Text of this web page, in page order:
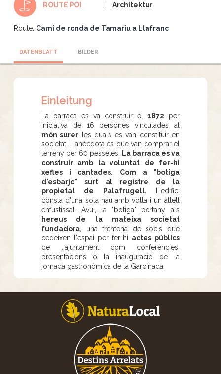
ROUTE POI Architektur
Route: Camí de ronda de Tamariu a Llafranc
DATENBLATT BILDER
Einleitung
La barraca es va construir el 1872 per
iniciativa de 16 persones vinculades al
món surer les quals es van constituir en
societat. L'anècdota és que van comprar el
terreny per 60 pessetes.
La barraca es va
construir amb la voluntat de fer-hi
xefles i cantades. Com a "botiga
d'esbarjo" surt al registre de la
propietat de Palafrugell. L'edifici
consta d'una sola nau amb volta i un altell
enfustissat. Avui, la "botiga" pertany als
hereus de la mateixa societat
fundadora , una trentena de socis que
cedeixen l'espai per fer-hi actes públics
de l'ajuntament com conferències,
presentacions o la inauguració de la
jornada gastronòmica de la Garoinada.